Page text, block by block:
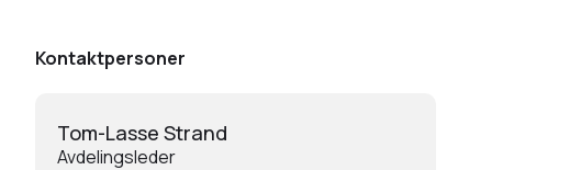
Kontaktpersoner
Tom-Lasse Strand
Avdelingsleder